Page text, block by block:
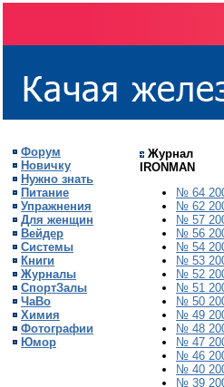
Форум
Новичку
Нужно знать
Питание
Упражнения
Для женщин
Вейдер
Системы
Книги
Журналы
СпортЗалы
ЧаВо
Химия
Фотографии
Юмор
Журнал
IRONMAN
№ 64
№ 62
№ 57
№ 56
№ 54
№ 53
№ 52
№ 51
№ 50
№ 49
№ 48
№ 47
№ 46
№ 40
№ 39